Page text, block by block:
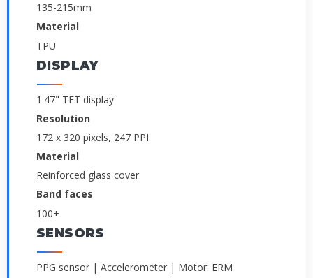
135-215mm
Material
TPU
DISPLAY
1.47" TFT display
Resolution
172 x 320 pixels, 247 PPI
Material
Reinforced glass cover
Band faces
100+
SENSORS
PPG sensor | Accelerometer | Motor: ERM